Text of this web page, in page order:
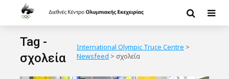
Tag -
σχολεία
International Olympic Truce Centre >
Newsfeed > σχολεία